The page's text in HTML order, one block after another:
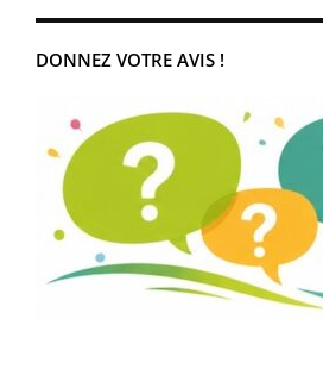
DONNEZ VOTRE AVIS !